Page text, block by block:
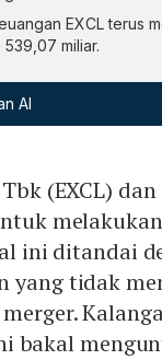
EXCL terus
miliar.
AI
Tbk (EXCL) dan
melakukan
ini ditandai
yang tidak
bakal